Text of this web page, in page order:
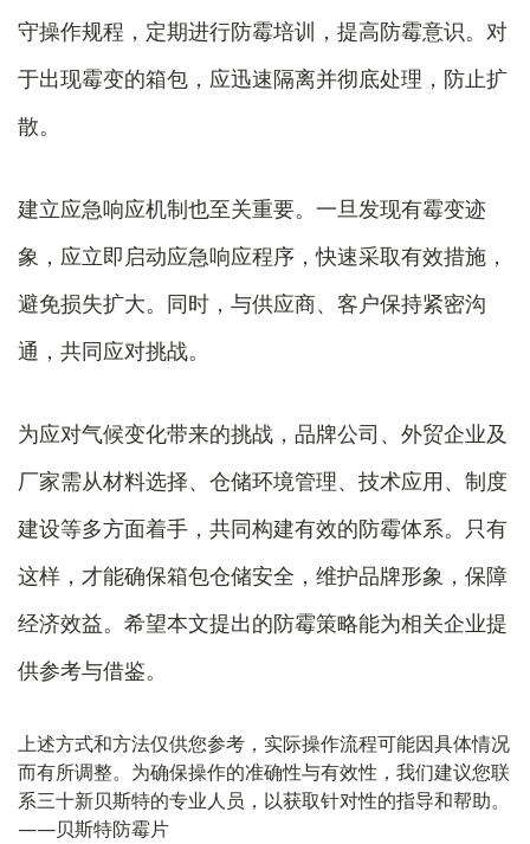
守操作规程，定期进行防霉培训，提高防霉意识。对
于出现霉变的箱包，应迅速隔离并彻底处理，防止扩
散。
建立应急响应机制也至关重要。一旦发现有霉变迹
象，应立即启动应急响应程序，快速采取有效措施，
避免损失扩大。同时，与供应商、客户保持紧密沟
通，共同应对挑战。
为应对气候变化带来的挑战，品牌公司、外贸企业及
厂家需从材料选择、仓储环境管理、技术应用、制度
建设等多方面着手，共同构建有效的防霉体系。只有
这样，才能确保箱包仓储安全，维护品牌形象，保障
经济效益。希望本文提出的防霉策略能为相关企业提
供参考与借鉴。
上述方式和方法仅供您参考，实际操作流程可能因具体情况
而有所调整。为确保操作的准确性与有效性，我们建议您联
系三十新贝斯特的专业人员，以获取针对性的指导和帮助。
——贝斯特防霉片